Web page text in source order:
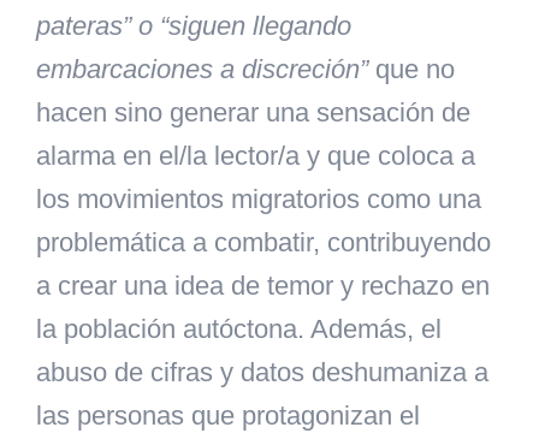
pateras” o “siguen llegando
embarcaciones a discreción” que no
hacen sino generar una sensación de
alarma en el/la lector/a y que coloca a
los movimientos migratorios como una
problemática a combatir, contribuyendo
a crear una idea de temor y rechazo en
la población autóctona. Además, el
abuso de cifras y datos deshumaniza a
las personas que protagonizan el